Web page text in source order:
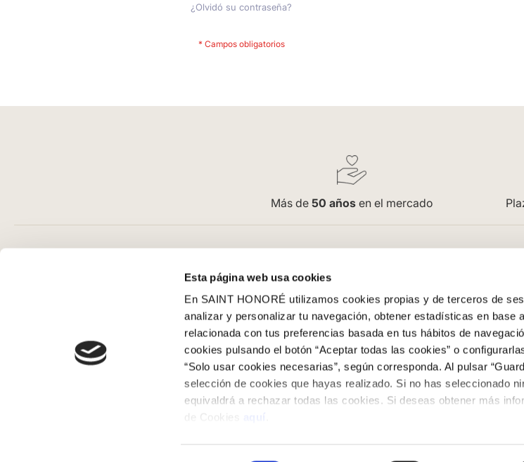
Esta página web usa cookies
En SAINT HONORÉ utilizamos cookies propias y de terceros de
analizar y personalizar tu navegación, obtener estadísticas en base
relacionada con tus preferencias basada en tus hábitos de
cookies pulsando el botón “Aceptar todas las cookies” o
“Solo usar cookies necesarias”, según corresponda. Al pulsar
selección de cookies que hayas realizado. Si no has seleccionado
equivaldrá a rechazar todas las cookies. Si deseas obtener más
¿Olvidó su contraseña?
Más de 50 añosen el mercado
Cómo comprar en nuestra web
Cómo colocar papel pintado
Simbología del papel pintado
Aviso Legal
Condiciones Generales
Pago
SeQura
Envíos y entrega
Políticas de devoluciones
Saint Honoré
Acceso Profesionales
Oficinas
Trabaja con nosotros
Contacto
Colowall